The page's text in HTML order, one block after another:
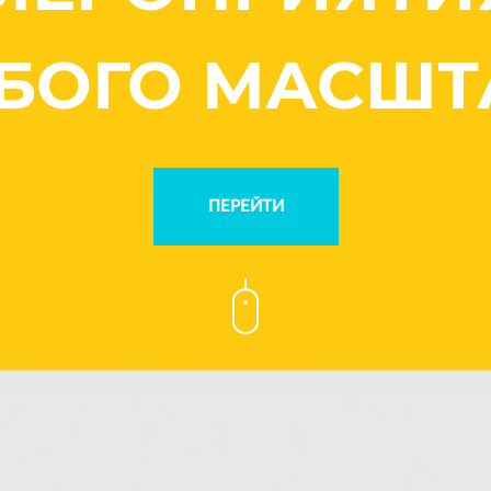
ПЕРЕЙТИ